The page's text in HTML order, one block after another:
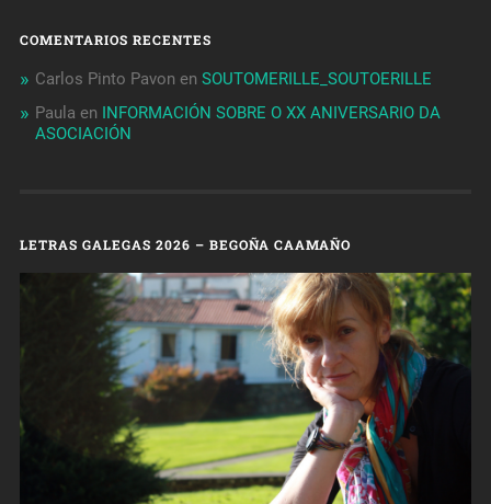
COMENTARIOS RECENTES
Carlos Pinto Pavon en SOUTOMERILLE_SOUTOERILLE
Paula en
INFORMACIÓN SOBRE O XX ANIVERSARIO DA
ASOCIACIÓN
LETRAS GALEGAS 2026 – BEGOÑA CAAMAÑO